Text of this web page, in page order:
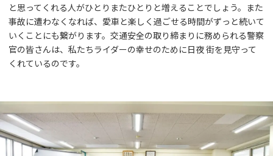
と思ってくれる人がひとりまたひとりと増えることでしょう。また
事故に遭わなくなれば、愛車と楽しく過ごせる時間がずっと続いて
いくことにも繋がります。交通安全の取り締まりに務められる警察
官の皆さんは、私たちライダーの幸せのために日夜 街を見守って
くれているのです。